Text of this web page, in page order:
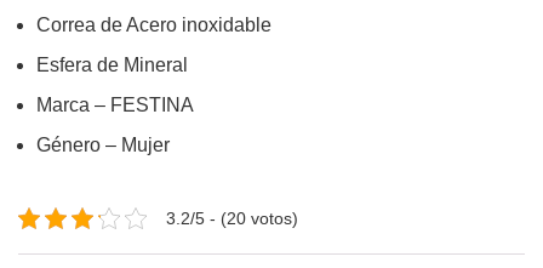
Correa de Acero inoxidable
Esfera de Mineral
Marca – FESTINA
Género – Mujer
3.2/5 - (20 votos)